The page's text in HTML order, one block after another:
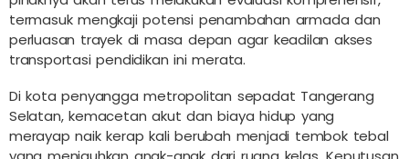
termasuk mengkaji potensi penambahan armada dan
perluasan trayek di masa depan agar keadilan akses
transportasi pendidikan ini merata.
Di kota penyangga metropolitan sepadat Tangerang
Selatan, kemacetan akut dan biaya hidup yang
merayap naik kerap kali berubah menjadi tembok tebal